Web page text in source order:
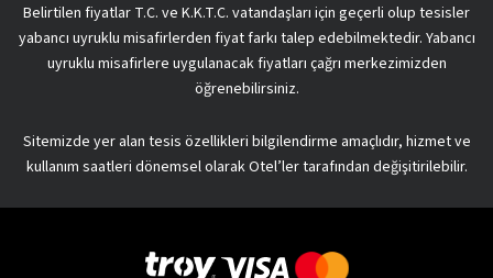
Belirtilen fiyatlar T.C. ve K.K.T.C. vatandaşları için geçerli olup tesisler
yabancı uyruklu misafirlerden fiyat farkı talep edebilmektedir. Yabancı
uyruklu misafirlere uygulanacak fiyatları çağrı merkezimizden
öğrenebilirsiniz.
Sitemizde yer alan tesis özellikleri bilgilendirme amaçlıdır, hizmet ve
kullanım saatleri dönemsel olarak Otel’ler tarafından değişitirilebilir.